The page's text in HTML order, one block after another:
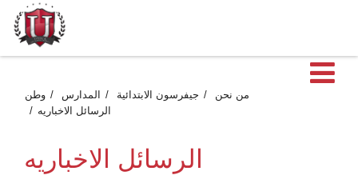
وطن المدارس جيفرسون الابتدائية
من نحن
الرسائل الاخباريه
الرسائل الاخباريه